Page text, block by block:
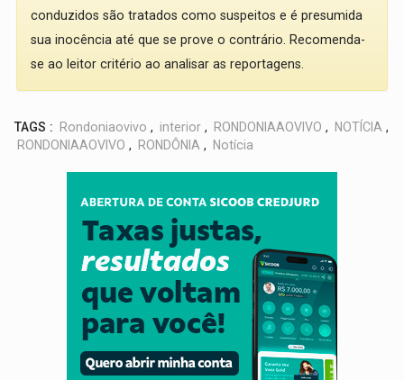
conduzidos são tratados como suspeitos e é presumida
sua inocência até que se prove o contrário. Recomenda-
se ao leitor critério ao analisar as reportagens.
TAGS : Rondoniaovivo , interior , RONDONIAAOVIVO , NOTÍCIA ,
RONDONIAAOVIVO , RONDÔNIA , Notícia